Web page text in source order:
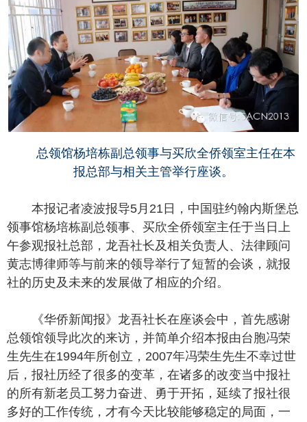
总领馆杨培栋副总领事与买欣全侨领室主任在本
报总部与相关主管举行座谈。
本报记者凌波报导5月21日，中国驻约翰内斯堡总
领事馆杨培栋副总领事、买欣全侨领室主任于当日上
午参观报社总部，龙吾社长及相关负责人、法律顾问
黄志博律师等与前来的领导举行了短暂的会谈，就报
社的历史及未来的发展做了相应的介绍。
《华侨新闻报》龙吾社长在座谈会中，首先感谢
总领馆领导此次的来访，并简单介绍本报由台胞冯荣
生先生在1994年所创立，2007年冯荣生先生不幸过世
后，报社历经了很多的变革，在诸多的改变当中报社
的所有新老员工努力奋进、勇于开拓，延续了报社很
多好的工作传统，才有今天比较能够稳定的局面，一